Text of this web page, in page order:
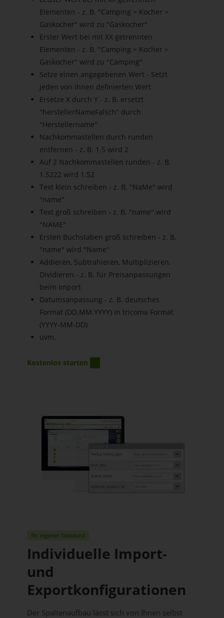
Elementen - z. B. "Camping > Kocher >
Gaskocher" wird zu "Gaskocher"
Erster Wert bei mit XX getrennten
Elementen - z. B. "Camping > Kocher >
Gaskocher" wird zu "Camping"
Setze einen angegebenen Wert - Setzt
jeden von Ihnen definierten Wert
Ersetze X durch Y - z. B. ersetzt
"herstellerNameFalsch" durch
"Herstellername"
Nachkommastellen durch runden
entfernen - z. B. 1.5 wird 2
Auf 2 Nachkommastellen runden - z. B.
1.5222 wird 1.52
Text klein schreiben - z. B. "NaMe" wird
"name"
Text groß schreiben - z. B. "name" wird
"NAME"
Ersten Buchstaben groß schreiben - z. B.
"name" wird "Name"
Addieren, Subtrahieren, Multiplizieren,
Dividieren - z. B. für Preisanpassungen
beim Import
Datumsanpassung - z. B. deutsches
Format (DD.MM.YYYY) in tricoma Format
(YYYY-MM-DD)
uvm.
Kostenlos starten
Ihr eigener Standard
Individuelle Import-
und
Exportkonfigurationen
Der Spaltenaufbau lässt sich von Ihnen selbst